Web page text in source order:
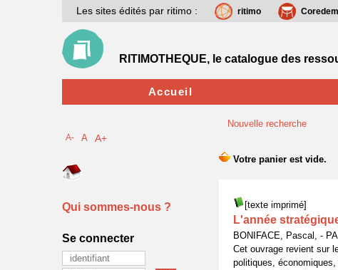
Nouvelle recherche
[texte imprimé]
L'année
BONIFACE, Pascal, -
Cet ouvrage revient sur
politiques,
Les sites édités par ritimo : ritimo Coredem
RITIMOTHEQUE, le catalogue des
Accueil
A- A A+
Qui sommes-nous ?
Se connecter